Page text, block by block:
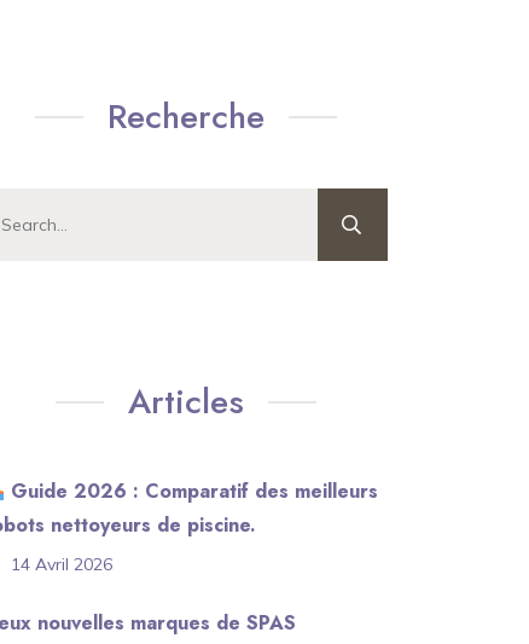
Recherche
Articles
Guide 2026 : Comparatif des meilleurs
nettoyeurs de piscine.
14 Avril 2026
nouvelles marques de SPAS